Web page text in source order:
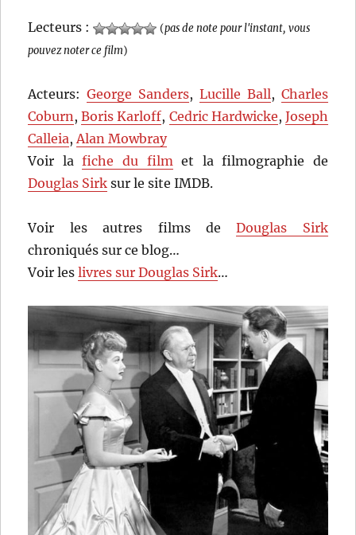
Lecteurs : (pas de note pour l'instant, vous
pouvez noter ce film)
Acteurs:George Sanders, Lucille Ball, Charles
Coburn,Boris Karloff, Cedric Hardwicke, Joseph
Calleia,Alan Mowbray
Voir lafiche du filmet la filmographie de
Douglas Sirk sur le site IMDB.
Voir les autres films deDouglas Sirk
chroniqués sur ce blog…
Voir leslivres sur Douglas Sirk…